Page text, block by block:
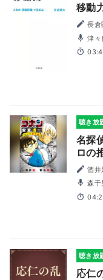
移動
長倉
津々
聴き放
名探
ロの
酒井
森千
聴き放
応仁